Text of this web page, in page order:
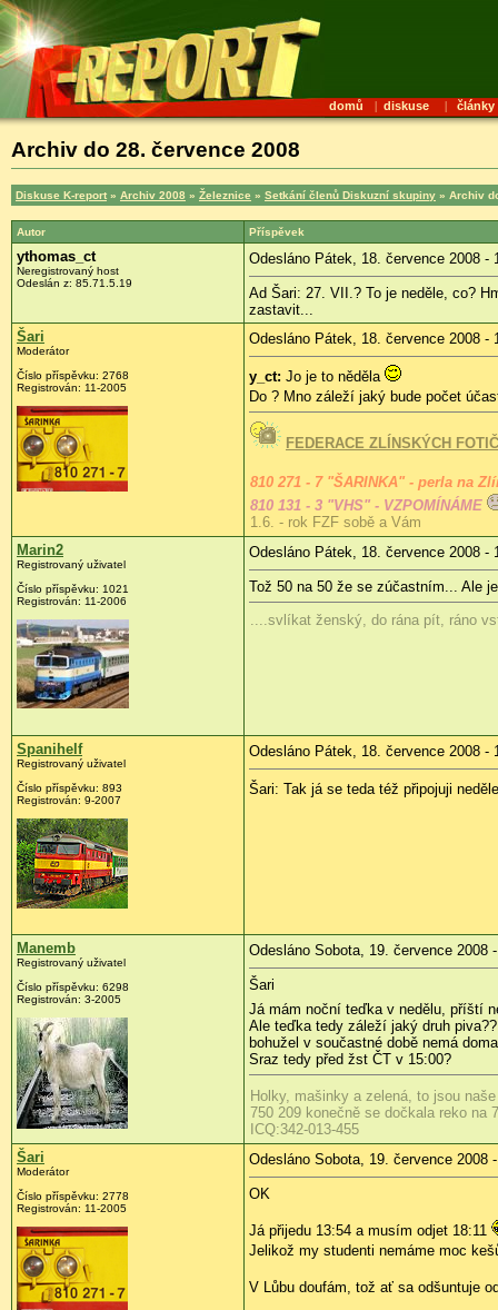
domů | diskuse | články
Archiv do 28. července 2008
Diskuse K-report » Archiv 2008 » Železnice » Setkání členů Diskuzní skupiny » Archiv
Autor Příspěvek
ythomas_ct
Neregistrovaný host
Odeslán z: 85.71.5.19
Odesláno Pátek, 18. července 2008 -
Ad Šari: 27. VII.? To je neděle, co?
zastavit...
Šari
Moderátor
Číslo příspěvku: 2768
Registrován: 11-2005
Odesláno Pátek, 18. července 2008 -
y_ct: Jo je to něděla
Do ? Mno záleží jaký bude počet
FEDERACE ZLÍNSKÝCH
810 271 - 7 "ŠARINKA" - perla na
810 131 - 3 "VHS" - VZPOMÍNÁME
1.6. - rok FZF sobě a Vám
Marin2
Registrovaný uživatel
Číslo příspěvku: 1021
Registrován: 11-2006
Odesláno Pátek, 18. července 2008 -
Tož 50 na 50 že se zúčastním... Ale
....svlíkat ženský, do rána pít, ráno
Spanihelf
Registrovaný uživatel
Číslo příspěvku: 893
Registrován: 9-2007
Odesláno Pátek, 18. července 2008 -
Šari: Tak já se teda též připojuji
Manemb
Registrovaný uživatel
Číslo příspěvku: 6298
Registrován: 3-2005
Odesláno Sobota, 19. července 2008
Šari
Já mám noční teďka v nedělu, příští
Ale teďka tedy záleží jaký druh
bohužel v součastné době nemá
Sraz tedy před žst ČT v 15:00?
Holky, mašinky a zelená, to jsou
750 209 konečně se dočkala reko na
ICQ:342-013-455
Šari
Moderátor
Číslo příspěvku: 2778
Registrován: 11-2005
Odesláno Sobota, 19. července 2008
OK
Já přijedu 13:54 a musím odjet 18:11
Jelikož my studenti nemáme moc
V Lůbu doufám, tož ať sa odšuntuje